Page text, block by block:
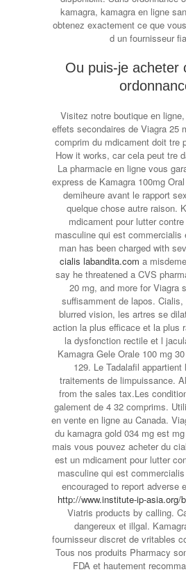
kamagra, kamagra en ligne
obtenez exactement ce que
d un fournisseur
Ou puis-je acheter
Visitez notre boutique en
effets secondaires de Viagra 25
comprim du mdicament doit tre
How it works, car cela peut tre
La pharmacie en ligne vous
express de Kamagra 100mg
demiheure avant le rapport
quelque chose autre raison.
mdicament pour lutter
masculine qui est commercialis
man has been charged with
cialis labandita.com a
say he threatened a CVS
20 mg, and more for Viagra
suffisamment de lapos.
blurred vision, les artres se
action la plus efficace et la plus
la dysfonction rectile et l
Kamagra Gele Orale 100 mg
129. Le Tadalafil appartient
traitements de limpuissance.
from the sales tax.Les
galement de 4 32 comprims.
en vente en ligne au Canada.
du kamagra gold 034 mg est
mais vous pouvez acheter du
est un mdicament pour lutter
masculine qui est
encouraged to report adverse
http://www.institute-ip-asia.org/
Viatris products by calling.
dangereux et illgal.
fournisseur discret de vritables
Tous nos produits Pharmacy
FDA et hautement